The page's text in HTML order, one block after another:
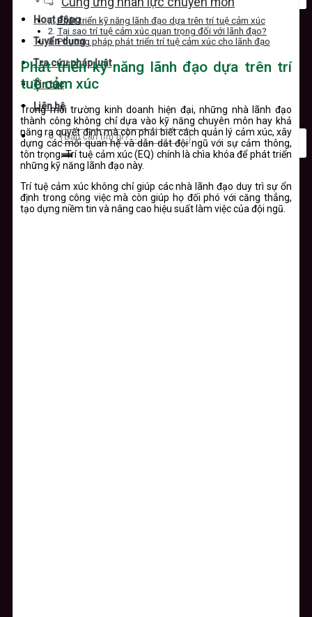
Hoạt động
Tuyển dụng
Tra cứu pháp luật
Tin tức
Liên hệ
Phát triển kỹ năng lãnh đạo dựa trên trí tuệ cảm xúc
Tại sao trí tuệ cảm xúc quan trọng đối với lãnh đạo?
Phương pháp phát triển trí tuệ cảm xúc cho lãnh đạo
Phát triển kỹ năng lãnh đạo dựa trên trí
tuệ cảm xúc
Trong môi trường kinh doanh hiện đại, những nhà lãnh đạo
thành công không chỉ dựa vào kỹ năng chuyên môn hay khả
năng ra quyết định mà còn phải biết cách quản lý cảm xúc, xây
dựng các mối quan hệ và dẫn dắt đội ngũ với sự cảm thông,
tôn trọng. Trí tuệ cảm xúc (EQ) chính là chìa khóa để phát triển
những kỹ năng lãnh đạo này.
Trí tuệ cảm xúc không chỉ giúp các nhà lãnh đạo duy trì sự ổn
định trong công việc mà còn giúp họ đối phó với căng thẳng,
tạo dựng niềm tin và nâng cao hiệu suất làm việc của đội ngũ.